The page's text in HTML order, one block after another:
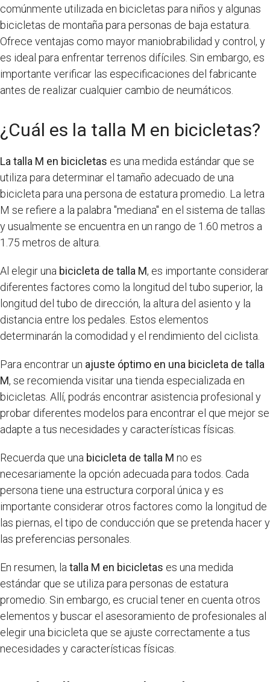
comúnmente utilizada en bicicletas para niños y algunas
bicicletas de montaña para personas de baja estatura.
Ofrece ventajas como mayor maniobrabilidad y control, y
es ideal para enfrentar terrenos difíciles. Sin embargo, es
importante verificar las especificaciones del fabricante
antes de realizar cualquier cambio de neumáticos.
¿Cuál es la talla M en bicicletas?
La talla M en bicicletas es una medida estándar que se
utiliza para determinar el tamaño adecuado de una
bicicleta para una persona de estatura promedio. La letra
M se refiere a la palabra "mediana" en el sistema de tallas
y usualmente se encuentra en un rango de 1.60 metros a
1.75 metros de altura.
Al elegir una bicicleta de talla M, es importante considerar
diferentes factores como la longitud del tubo superior, la
longitud del tubo de dirección, la altura del asiento y la
distancia entre los pedales. Estos elementos
determinarán la comodidad y el rendimiento del ciclista.
Para encontrar un ajuste óptimo en una bicicleta de talla
M, se recomienda visitar una tienda especializada en
bicicletas. Allí, podrás encontrar asistencia profesional y
probar diferentes modelos para encontrar el que mejor se
adapte a tus necesidades y características físicas.
Recuerda que una bicicleta de talla M no es
necesariamente la opción adecuada para todos. Cada
persona tiene una estructura corporal única y es
importante considerar otros factores como la longitud de
las piernas, el tipo de conducción que se pretenda hacer y
las preferencias personales.
En resumen, latalla M en bicicletas es una medida
estándar que se utiliza para personas de estatura
promedio. Sin embargo, es crucial tener en cuenta otros
elementos y buscar el asesoramiento de profesionales al
elegir una bicicleta que se ajuste correctamente a tus
necesidades y características físicas.